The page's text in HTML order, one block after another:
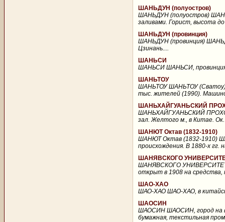
ШАНЬДУН (полуостров)
ШАНЬДУН (полуостров)
заливами. Горист, высота
ШАНЬДУН (провинция)
ШАНЬДУН (провинция)
Цзинань....
ШАНЬСИ
ШАНЬСИ ШАНЬСИ, провинция
ШАНЬТОУ
ШАНЬТОУ ШАНЬТОУ (Сватоу),
тыс. жителей (1990).
ШАНЬХАЙГУАНЬСКИЙ
ШАНЬХАЙГУАНЬСКИЙ
зал. Желтого м., в Китае.
ШАНЮТ Октав (1832-1910)
ШАНЮТ Октав (1832-1910)
происхождения. В 1880-х гг.
ШАНЯВСКОГО
ШАНЯВСКОГО УНИВЕРСИТЕТ
открыт в 1908 на средства,
ШАО-ХАО
ШАО-ХАО ШАО-ХАО, в
ШАОСИН
ШАОСИН ШАОСИН, город на
бумажная, текстильная